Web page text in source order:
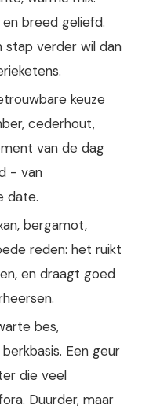
en breed geliefd.
verder wil dan
keuze
cederhout,
van de dag
- van
date.
bergamot,
reden: het ruikt
en draagt goed
bes,
Een geur
die veel
Duurder, maar